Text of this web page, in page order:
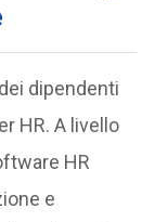
dipendenti
HR. A livello
HR
e